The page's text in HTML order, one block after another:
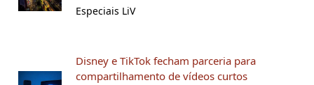
Especiais LiV
Disney e TikTok fecham parceria para
compartilhamento de vídeos curtos